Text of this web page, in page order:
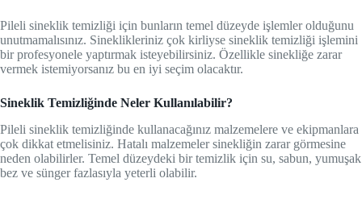
Pileli sineklik temizliği için bunların temel düzeyde işlemler olduğunu
unutmamalısınız. Sineklikleriniz çok kirliyse sineklik temizliği işlemini
bir profesyonele yaptırmak isteyebilirsiniz. Özellikle sinekliğe zarar
vermek istemiyorsanız bu en iyi seçim olacaktır.
Sineklik Temizliğinde Neler Kullanılabilir?
Pileli sineklik temizliğinde kullanacağınız malzemelere ve ekipmanlara
çok dikkat etmelisiniz. Hatalı malzemeler sinekliğin zarar görmesine
neden olabilirler. Temel düzeydeki bir temizlik için su, sabun, yumuşak
bez ve sünger fazlasıyla yeterli olabilir.